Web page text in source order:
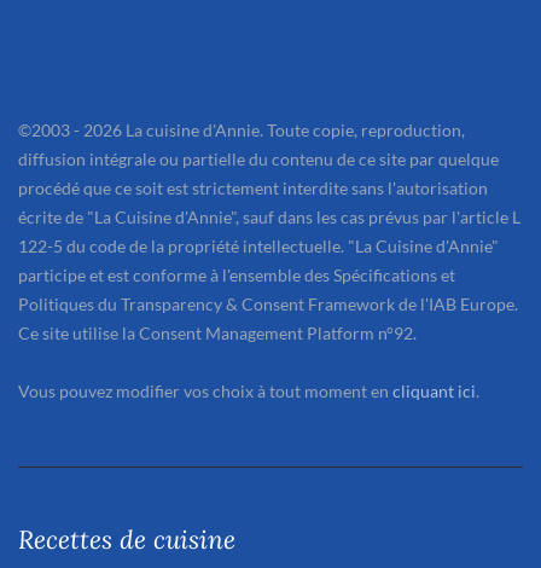
©2003 - 2026 La cuisine d'Annie. Toute copie, reproduction,
diffusion intégrale ou partielle du contenu de ce site par quelque
procédé que ce soit est strictement interdite sans l'autorisation
écrite de "La Cuisine d'Annie", sauf dans les cas prévus par l'article L
122-5 du code de la propriété intellectuelle. "La Cuisine d'Annie"
participe et est conforme à l'ensemble des Spécifications et
Politiques du Transparency & Consent Framework de l'IAB Europe.
Ce site utilise la Consent Management Platform n°92.
Vous pouvez modifier vos choix à tout moment en cliquant ici.
Recettes de cuisine